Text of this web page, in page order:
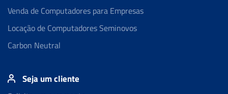
Venda de Computadores para Empresas
Locação de Computadores Seminovos
Carbon Neutral
Seja um cliente